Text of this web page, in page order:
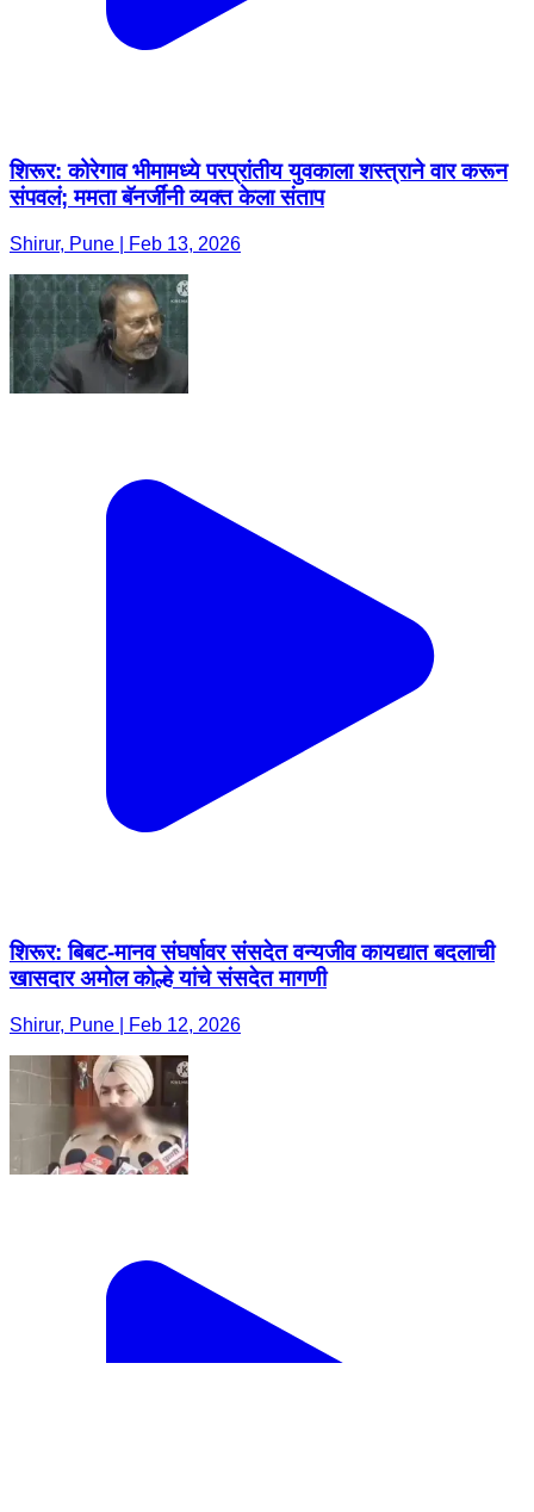
शिरूर: कोरेगाव भीमामध्ये परप्रांतीय युवकाला शस्त्राने वार करून
संपवलं; ममता बॅनर्जींनी व्यक्त केला संताप
Shirur, Pune | Feb 13, 2026
शिरूर: बिबट-मानव संघर्षावर संसदेत वन्यजीव कायद्यात बदलाची
खासदार अमोल कोल्हे यांचे संसदेत मागणी
Shirur, Pune | Feb 12, 2026